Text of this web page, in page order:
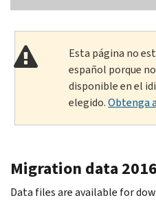
Esta página no
español porque
disponible en el
elegido.Obtenga
Migration data
Data files are available for